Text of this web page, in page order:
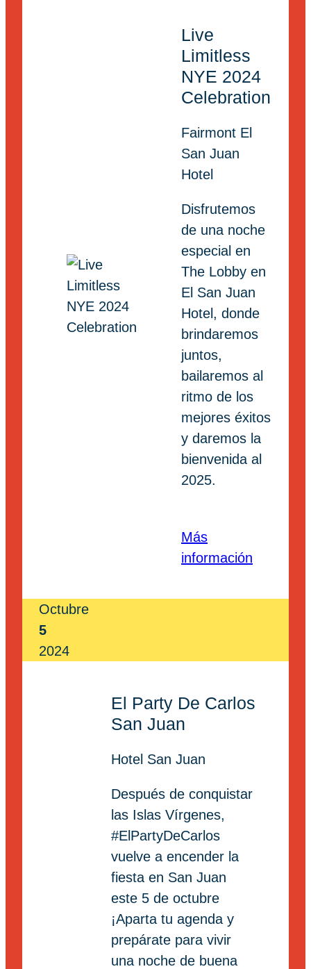
Live
Limitless
NYE 2024
Celebration
Fairmont El
San Juan
Hotel
Disfrutemos
de una noche
especial en
The Lobby en
El San Juan
Hotel, donde
brindaremos
juntos,
bailaremos al
ritmo de los
mejores éxitos
y daremos la
bienvenida al
2025.
Más
información
Octubre
5
2024
El Party De Carlos
San Juan
Hotel San Juan
Después de conquistar
las Islas Vírgenes,
#ElPartyDeCarlos
vuelve a encender la
fiesta en San Juan
este 5 de octubre
¡Aparta tu agenda y
prepárate para vivir
una noche de buena